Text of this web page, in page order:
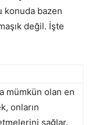
konuda bazen
değil. İşte
mümkün olan en
onların
sağlar.